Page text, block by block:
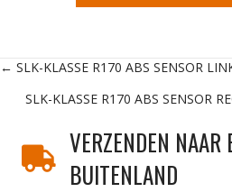
Posts
navigation
← SLK-KLASSE R170 ABS SENSOR
SLK-KLASSE R170 ABS SENSOR
VERZENDEN
BUITENLAND